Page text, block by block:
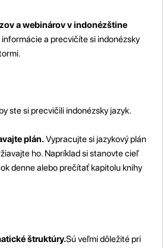
a webinárov v indonézštine
a precvičíte si indonézsky
ste si precvičili indonézsky jazyk.
plán.Vypracujte si jazykový plán
ho. Napríklad si stanovte cieľ
denne alebo prečítať kapitolu knihy
štruktúry.Sú veľmi dôležité pri